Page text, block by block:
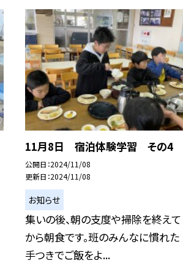
11月8日 宿泊体験学習 その4
公開日 2024/11/08
更新日 2024/11/08
お知らせ
集いの後、朝の支度や掃除を終えて
から朝食です。班のみんなに慣れた
手つきでご飯をよ...